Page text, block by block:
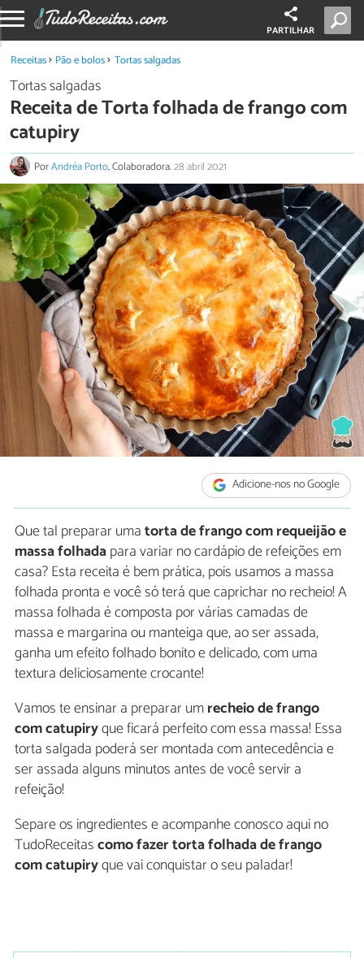
PARTILHAR
Receitas Pão e bolos Tortas salgadas
Tortas salgadas
Receita de Torta folhada de frango com
catupiry
PorAndréa Porto, Colaboradora.28 abril 2021
Adicione-nos no Google
Que tal preparar umatorta de frango com requeijão e
massa folhadapara variar no cardápio de refeições em
casa? Esta receita é bem prática, pois usamos a massa
folhada pronta e você só terá que caprichar no recheio! A
massa folhada é composta por várias camadas de
massa e margarina ou manteiga que, ao ser assada,
ganha um efeito folhado bonito e delicado, com uma
textura deliciosamente crocante!
Vamos te ensinar a preparar umrecheio de frango
com catupiryque ficará perfeito com essa massa! Essa
torta salgada poderá ser montada com antecedência e
ser assada alguns minutos antes de você servir a
refeição!
Separe os ingredientes e acompanhe conosco aqui no
TudoReceitascomo fazer torta folhada de frango
com catupiryque vai conquistar o seu paladar!